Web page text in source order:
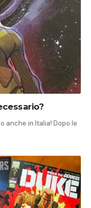
anche in Italia! Dopo le